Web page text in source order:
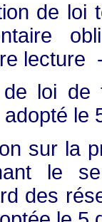
de loi
lecture
loi de
le
sur la
le
des